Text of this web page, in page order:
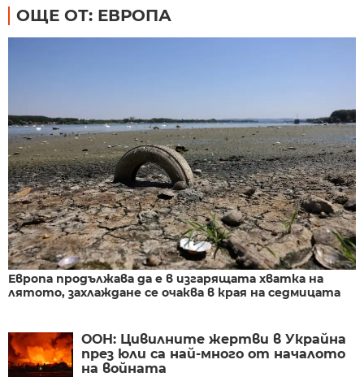
ОЩЕ ОТ: ЕВРОПА
Европа продължава да е в изгарящата хватка на
лятото, захлаждане се очаква в края на седмицата
ООН: Цивилните жертви в Украйна
през юли са най-много от началото
на войната